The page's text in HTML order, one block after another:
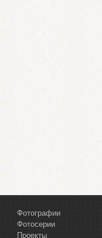
Фотографии
Фотосерии
Проекты